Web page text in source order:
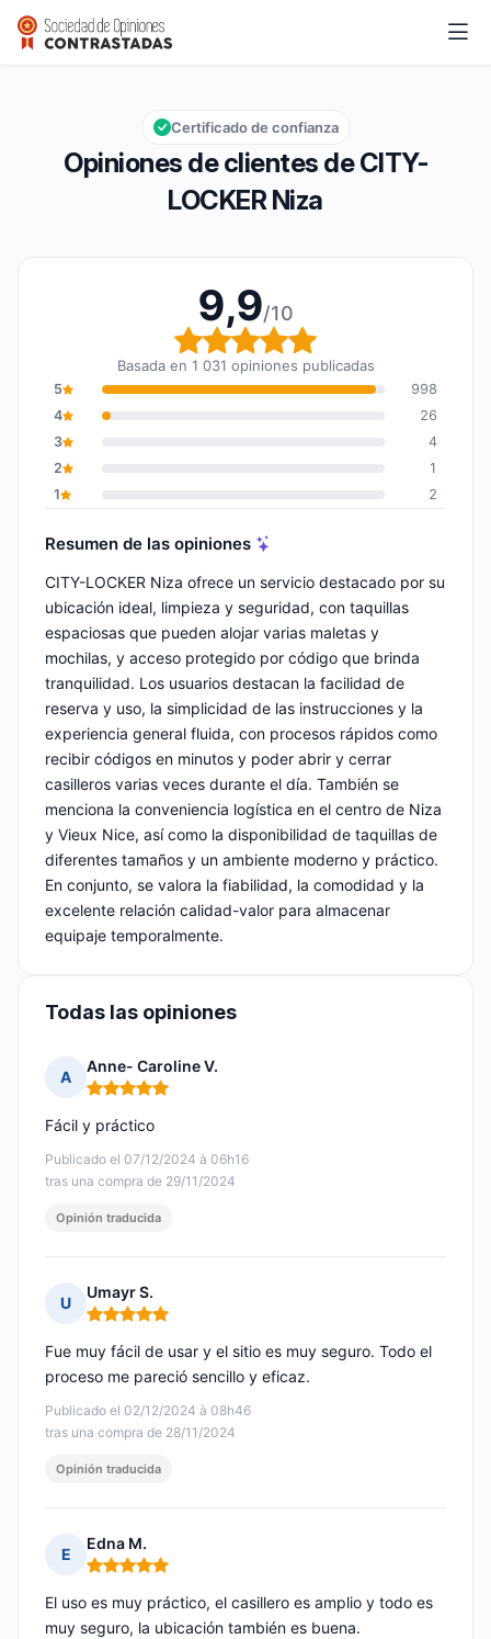
CITY-LOCKER Niza
Calificación global: 9,9 de 10
9,9/10
Opiniones de clientes de CITY-
LOCKER Niza
Certificado de confianza
9,9/10
Calificación global: 9,9
Basada en 1 031 opiniones publicadas
5
998
4
26
3
4
2
1
1
2
Resumen de las opiniones
CITY-LOCKER Niza ofrece un servicio destacado por su
ubicación ideal, limpieza y seguridad, con taquillas
espaciosas que pueden alojar varias maletas y
mochilas, y acceso protegido por código que brinda
tranquilidad. Los usuarios destacan la facilidad de
reserva y uso, la simplicidad de las instrucciones y la
experiencia general fluida, con procesos rápidos como
recibir códigos en minutos y poder abrir y cerrar
casilleros varias veces durante el día. También se
menciona la conveniencia logística en el centro de Niza
y Vieux Nice, así como la disponibilidad de taquillas de
diferentes tamaños y un ambiente moderno y práctico.
En conjunto, se valora la fiabilidad, la comodidad y la
excelente relación calidad-valor para almacenar
equipaje temporalmente.
Todas las opiniones
A
Anne- Caroline V.
Nota: 5 de 5
Publicado el 07/12/2024 à 06h16
tras una compra de 29/11/2024
Fácil y práctico
Opinión traducida
U
Umayr S.
Nota: 5 de 5
Publicado el 02/12/2024 à 08h46
tras una compra de 28/11/2024
Fue muy fácil de usar y el sitio es muy seguro. Todo el
proceso me pareció sencillo y eficaz.
Opinión traducida
E
Edna M.
Nota: 5 de 5
El uso es muy práctico, el casillero es amplio y todo es
muy seguro, la ubicación también es buena.